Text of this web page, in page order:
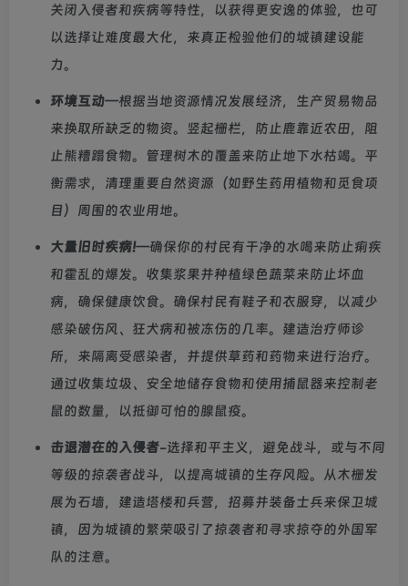
关闭入侵者和疾病等特性，以获得更安逸的体验，也可
以选择让难度最大化，来真正检验他们的城镇建设能
力。
环境互动—根据当地资源情况发展经济，生产贸易物品
来换取所缺乏的物资。竖起栅栏，防止鹿靠近农田，阻
止熊糟蹋食物。管理树木的覆盖来防止地下水枯竭。平
衡需求，清理重要自然资源（如野生药用植物和觅食项
目）周围的农业用地。
大量旧时疾病!—确保你的村民有干净的水喝来防止痢疾
和霍乱的爆发。收集浆果并种植绿色蔬菜来防止坏血
病，确保健康饮食。确保村民有鞋子和衣服穿，以减少
感染破伤风、狂犬病和被冻伤的几率。建造治疗师诊
所，来隔离受感染者，并提供草药和药物来进行治疗。
通过收集垃圾、安全地储存食物和使用捕鼠器来控制老
鼠的数量，以抵御可怕的腺鼠疫。
击退潜在的入侵者-选择和平主义，避免战斗，或与不同
等级的掠袭者战斗，以提高城镇的生存风险。从木栅发
展为石墙，建造塔楼和兵营，招募并装备士兵来保卫城
镇，因为城镇的繁荣吸引了掠袭者和寻求掠夺的外国军
队的注意。